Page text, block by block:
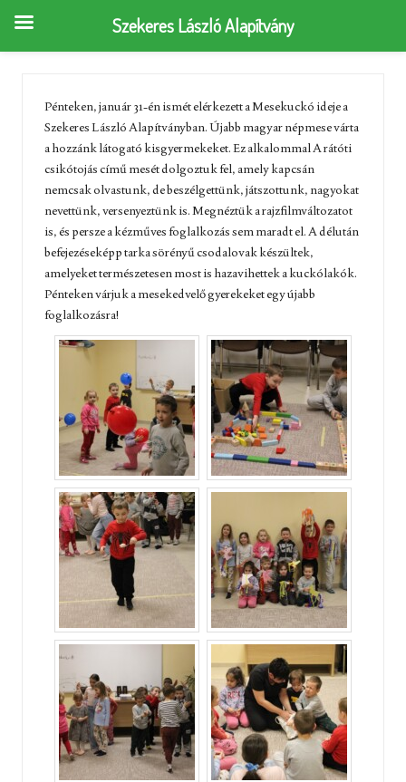
Pénteken, január 31-én ismét elérkezett a Mesekuckó ideje a
Szekeres László Alapítványban. Újabb magyar népmese várta
a hozzánk látogató kisgyermekeket. Ez alkalommal A rátóti
csikótojás című mesét dolgoztuk fel, amely kapcsán
nemcsak olvastunk, de beszélgettünk, játszottunk, nagyokat
nevettünk, versenyeztünk is. Megnéztük a rajzfilmváltozatot
is, és persze a kézműves foglalkozás sem maradt el. A délután
befejezéseképp tarka sörényű csodalovak készültek,
amelyeket természetesen most is hazavihettek a kuckólakók.
Pénteken várjuk a mesekedvelő gyerekeket egy újabb
foglalkozásra!
Szekeres László Alapítvány